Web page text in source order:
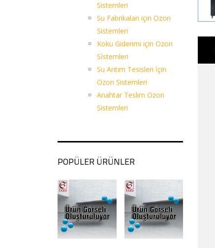
Sistemleri
Su Fabrikaları için Ozon
Sistemleri
Koku Giderimi için Ozon
Sİstemleri
Su Arıtım Tesisleri İçin
Ozon Sistemleri
Anahtar Teslim Ozon
Sistemleri
POPÜLER ÜRÜNLER